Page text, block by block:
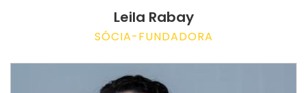
Leila Rabay
SÓCIA-FUNDADORA